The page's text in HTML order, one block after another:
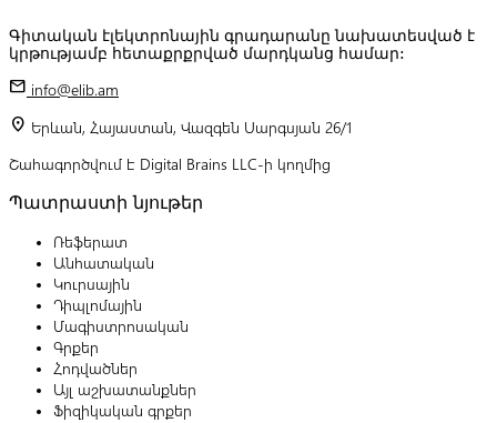
Գիտական էլեկտրոնային գրադարանը նախատեսված է
կրթությամբ հետաքրքրված մարդկանց համար:
mail info@elib.am
location_on Երևան, Հայաստան, Վազգեն Սարգսյան 26/1
Շահագործվում է Digital Brains LLC-ի կողմից
Պատրաստի նյութեր
Ռեֆերատ
Անհատական
Կուրսային
Դիպլոմային
Մագիստրոսական
Գրքեր
Հոդվածներ
Այլ աշխատանքներ
Ֆիզիկական գրքեր